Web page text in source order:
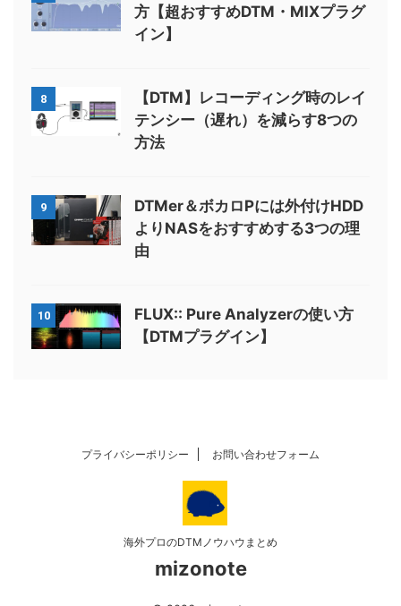
方【超おすすめDTM・MIXプラグ
イン】
8
【DTM】レコーディング時のレイ
テンシー（遅れ）を減らす8つの
方法
9
DTMer＆ボカロPには外付けHDD
よりNASをおすすめする3つの理
由
10
FLUX:: Pure Analyzerの使い方
【DTMプラグイン】
プライバシーポリシー お問い合わせフォーム
海外プロのDTMノウハウまとめ
mizonote